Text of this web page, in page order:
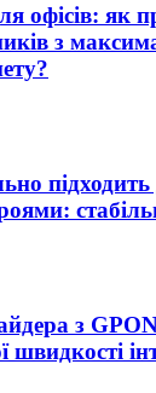
офісів: як
з
з